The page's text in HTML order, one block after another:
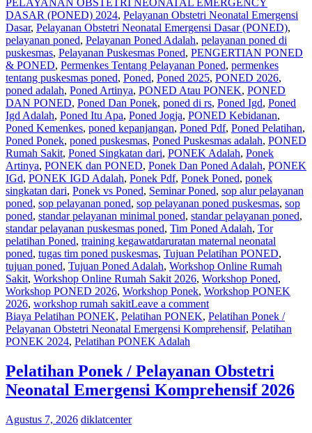
DASAR (PONED) 2024, Pelayanan Obstetri Neonatal Emergensi
Dasar, Pelayanan Obstetri Neonatal Emergensi Dasar (PONED),
pelayanan poned, Pelayanan Poned Adalah, pelayanan poned di
puskesmas, Pelayanan Puskesmas Poned, PENGERTIAN PONED
& PONED, Permenkes Tentang Pelayanan Poned, permenkes
tentang puskesmas poned, Poned, Poned 2025, PONED 2026,
poned adalah, Poned Artinya, PONED Atau PONEK, PONED
DAN PONED, Poned Dan Ponek, poned di rs, Poned Igd, Poned
Igd Adalah, Poned Itu Apa, Poned Jogja, PONED Kebidanan,
Poned Kemenkes, poned kepanjangan, Poned Pdf, Poned Pelatihan,
Poned Ponek, poned puskesmas, Poned Puskesmas adalah, PONED
Rumah Sakit, Poned Singkatan dari, PONEK Adalah, Ponek
Artinya, PONEK dan PONED, Ponek Dan Poned Adalah, PONEK
IGd, PONEK IGD Adalah, Ponek Pdf, Ponek Poned, ponek
singkatan dari, Ponek vs Poned, Seminar Poned, sop alur pelayanan
poned, sop pelayanan poned, sop pelayanan poned puskesmas, sop
poned, standar pelayanan minimal poned, standar pelayanan poned,
standar pelayanan puskesmas poned, Tim Poned Adalah, Tor
pelatihan Poned, training kegawatdaruratan maternal neonatal
poned, tugas tim poned puskesmas, Tujuan Pelatihan PONED,
tujuan poned, Tujuan Poned Adalah, Workshop Online Rumah
Sakit, Workshop Online Rumah Sakit 2026, Workshop Poned,
Workshop PONED 2026, Workshop Ponek, Workshop PONEK
2026, workshop rumah sakitLeave a comment
Biaya Pelatihan PONEK, Pelatihan PONEK, Pelatihan Ponek /
Pelayanan Obstetri Neonatal Emergensi Komprehensif, Pelatihan
PONEK 2024, Pelatihan PONEK Adalah
Pelatihan Ponek / Pelayanan Obstetri
Neonatal Emergensi Komprehensif 2026
Agustus 7, 2026 diklatcenter